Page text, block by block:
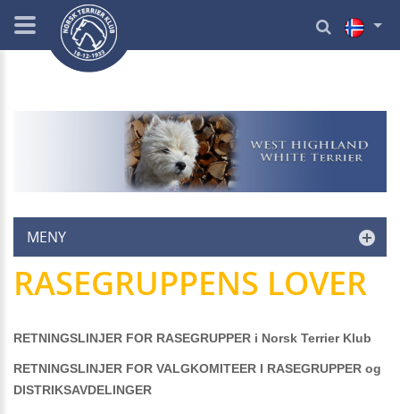
MENY
RASEGRUPPENS LOVER
RETNINGSLINJER FOR RASEGRUPPER i Norsk Terrier Klub
RETNINGSLINJER FOR VALGKOMITEER I RASEGRUPPER og
DISTRIKSAVDELINGER